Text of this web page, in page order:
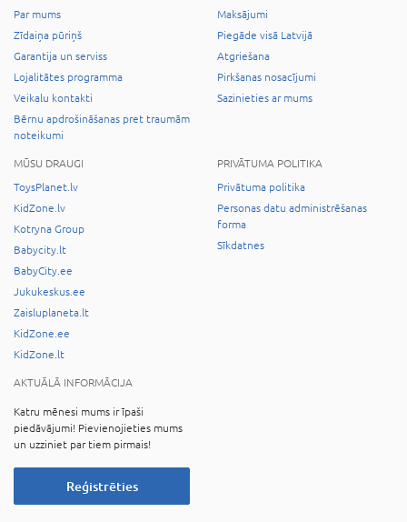
Par mums
Zīdaiņa pūriņš
Garantija un serviss
Lojalitātes programma
Veikalu kontakti
Bērnu apdrošināšanas pret traumām
noteikumi
Maksājumi
Piegāde visā Latvijā
Atgriešana
Pirkšanas nosacījumi
Sazinieties ar mums
MŪSU DRAUGI
ToysPlanet.lv
KidZone.lv
Kotryna Group
Babycity.lt
BabyCity.ee
Jukukeskus.ee
Zaisluplaneta.lt
KidZone.ee
KidZone.lt
PRIVĀTUMA POLITIKA
Privātuma politika
Personas datu administrēšanas
forma
Sīkdatnes
AKTUĀLĀ INFORMĀCIJA
Katru mēnesi mums ir īpaši
piedāvājumi! Pievienojieties mums
un uzziniet par tiem pirmais!
Reģistrēties